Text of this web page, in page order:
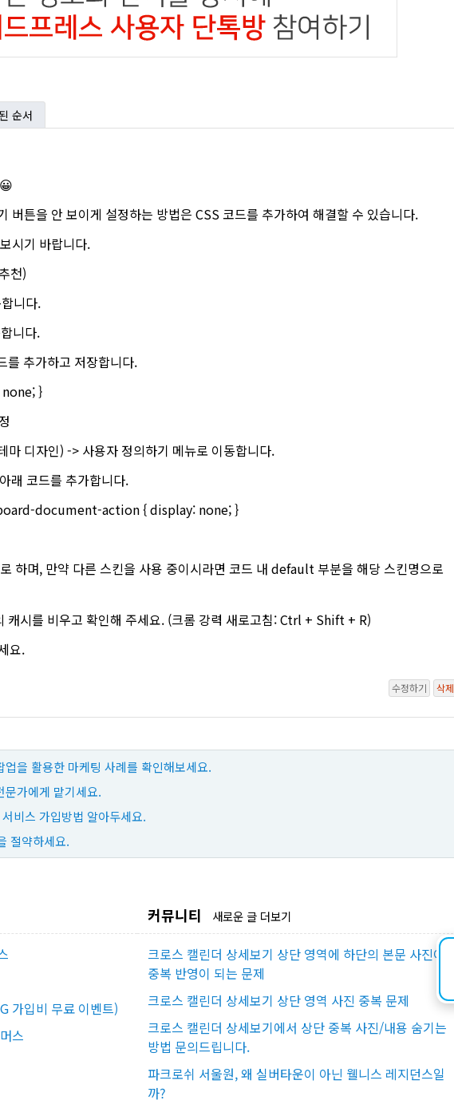
순서
튼을 안 보이게 설정하는 방법은 CSS 코드를 추가하여 해결할 수 있습니다.
시기 바랍니다.
천)
니다.
니다.
를 추가하고 저장합니다.
}
마 디자인) -> 사용자 정의하기 메뉴로 이동합니다.
래 코드를 추가합니다.
document-action { display: none; }
하며, 만약 다른 스킨을 사용 중이시라면 코드 내 default 부분을 해당 스킨명으로
캐시를 비우고 확인해 주세요. (크롬 강력 새로고침: Ctrl + Shift + R)
요.
수정하기 삭제
을 활용한 마케팅 사례를 확인해보세요.
문가에게 맡기세요.
비스 가입방법 알아두세요.
절약하세요.
가입비 무료 이벤트)
스
커뮤니티 새로운 글 더보기
크로스 캘린더 상세보기 상단 영역에 하단의 본문 사진이
중복 반영이 되는 문제
크로스 캘린더 상세보기 상단 영역 사진 중복 문제
크로스 캘린더 상세보기에서 상단 중복 사진/내용 숨기는
방법 문의드립니다.
파크로쉬 서울원, 왜 실버타운이 아닌 웰니스 레지던스일
까?